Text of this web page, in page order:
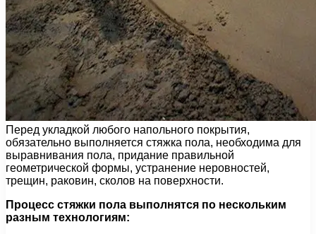
Перед укладкой любого напольного покрытия,
обязательно выполняется стяжка пола, необходима для
выравнивания пола, придание правильной
геометрической формы, устранение неровностей,
трещин, раковин, сколов на поверхности.
Процесс стяжки пола выполнятся по нескольким
разным технологиям: